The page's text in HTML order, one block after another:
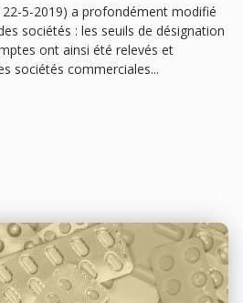
5-2019) a profondément modifié
sociétés : les seuils de désignation
ont ainsi été relevés et
sociétés commerciales...